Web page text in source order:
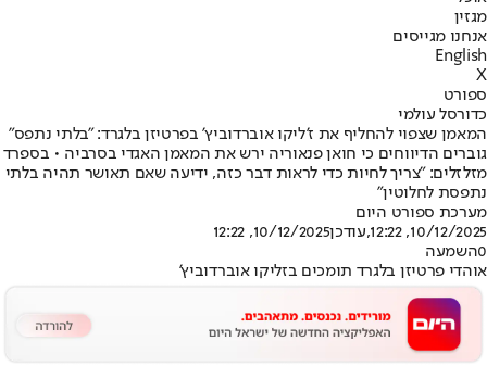
מגזין
אנחנו מגייסים
English
X
ספורט
כדורסל עולמי
המאמן שצפוי להחליף את ז'ליקו אוברדוביץ' בפרטיזן בלגרד: "בלתי נתפס"
גוברים הדיווחים כי חואן פנאוריה ירש את המאמן האגדי בסרביה • בספרד
מזלזלים: "צריך לחיות כדי לראות דבר כזה, ידיעה שאם תאושר תהיה בלתי
נתפסת לחלוטין"
מערכת ספורט היום
10/12/2025, 12:22
,עודכן10/12/2025, 12:22
0השמעה
אוהדי פרטיזן בלגרד תומכים בזליקו אוברדוביץ'